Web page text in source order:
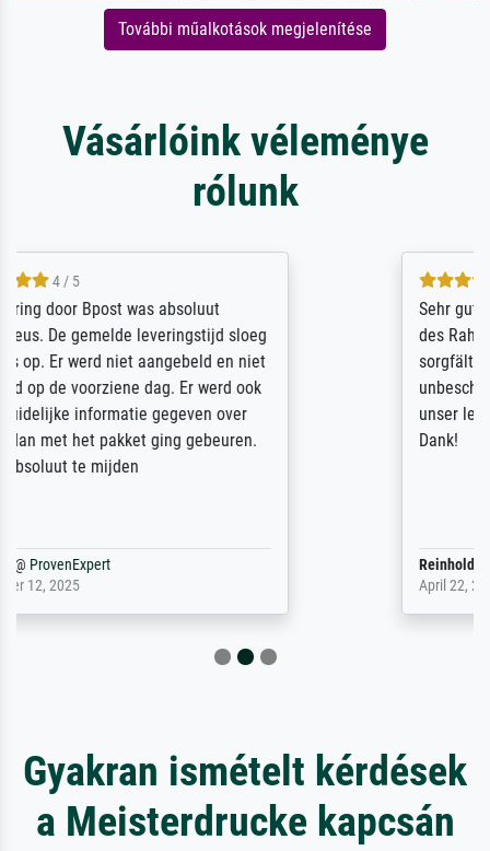
További műalkotások megjelenítése
Vásárlóink véleménye
rólunk
Sehr gute Qualität des Leinwanddrucks und
des Rahmens! Unser Bild wurde sehr
sorgfältig und sicher verpackt, so dass es
unbeschadet bei uns ankam. Es wird nicht
unser letzter Meisterdruck sein. Vielen
Dank!
Reinhold,
Gyakran ismételt kérdések
a Meisterdrucke kapcsán